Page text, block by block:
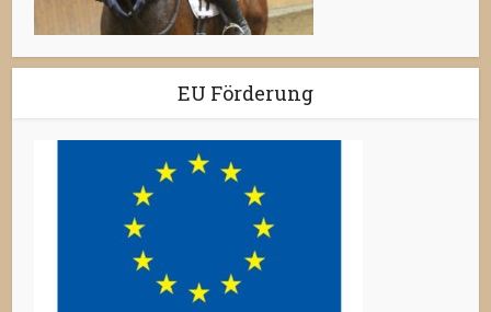
EU Förderung